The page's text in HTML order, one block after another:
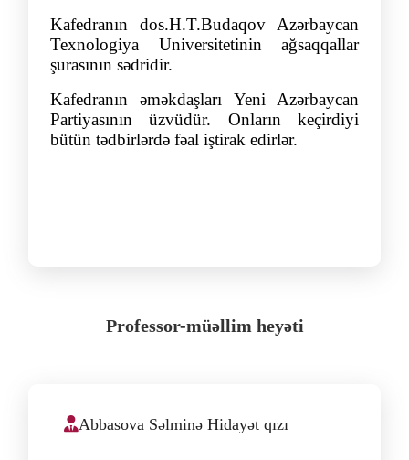
Kafedranın dos.H.T.Budaqov Azərbaycan
Texnologiya Universitetinin ağsaqqallar
şurasının sədridir.
Kafedranın əməkdaşları Yeni Azərbaycan
Partiyasının üzvüdür.
Onların keçirdiyi
bütün tədbirlərdə fəal iştirak edirlər.
Professor-müəllim heyəti
Abbasova Səlminə Hidayət qızı